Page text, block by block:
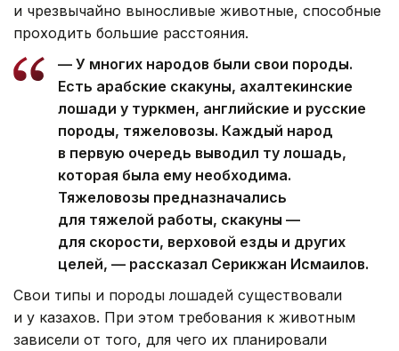
и чрезвычайно выносливые животные, способные
проходить большие расстояния.
— У многих народов были свои породы.
Есть арабские скакуны, ахалтекинские
лошади у туркмен, английские и русские
породы, тяжеловозы. Каждый народ
в первую очередь выводил ту лошадь,
которая была ему необходима.
Тяжеловозы предназначались
для тяжелой работы, скакуны —
для скорости, верховой езды и других
целей, — рассказал Серикжан Исмаилов.
Свои типы и породы лошадей существовали
и у казахов. При этом требования к животным
зависели от того, для чего их планировали